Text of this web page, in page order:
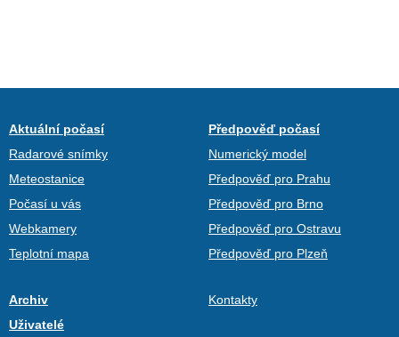
Aktuální počasí
Radarové snímky
Meteostanice
Počasí u vás
Webkamery
Teplotní mapa
Předpověď počasí
Numerický model
Předpověď pro Prahu
Předpověď pro Brno
Předpověď pro Ostravu
Předpověď pro Plzeň
Archiv
Uživatelé
Kontakty